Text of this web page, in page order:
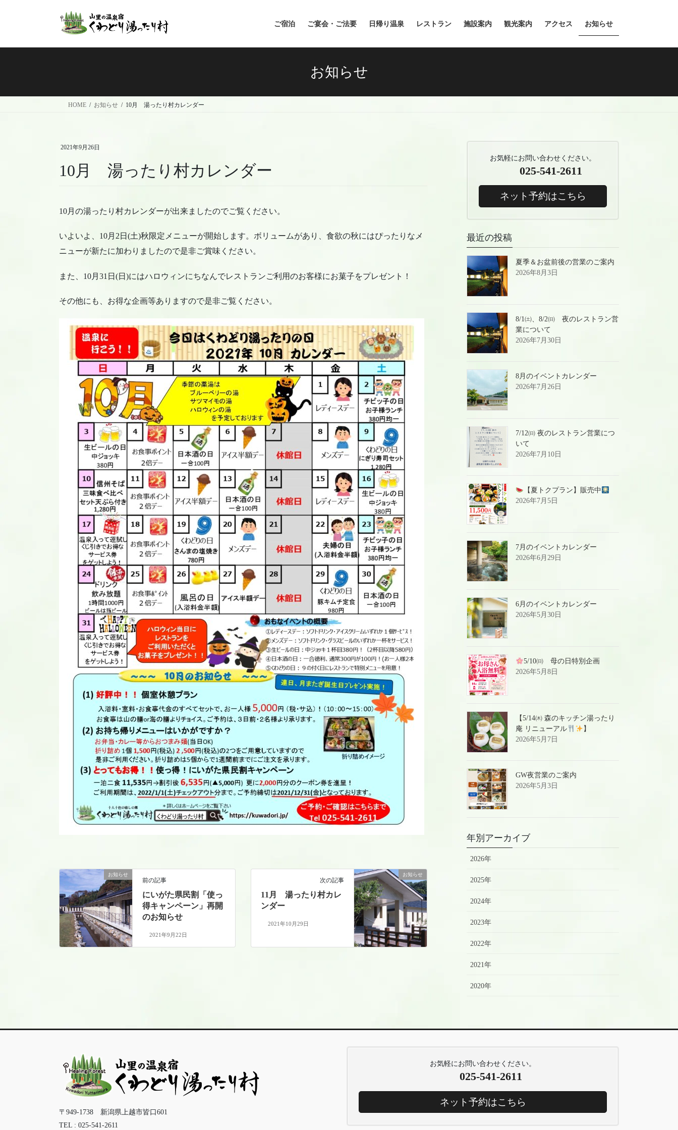
ご宿泊 ご宴会・ご法要 日帰り温泉 レストラン 施設案内 観光案内 アクセス お知らせ
お知らせ
HOME お知らせ 10月 湯ったり村カレンダー
2021年9月26日
10月 湯ったり村カレンダー
10月の湯ったり村カレンダーが出来ましたのでご覧ください。
いよいよ、10月2日(土)秋限定メニューが開始します。ボリュームがあり、食欲の秋にはぴったりなメ
ニューが新たに加わりましたので是非ご賞味ください。
また、10月31日(日)にはハロウィンにちなんでレストランご利用のお客様にお菓子をプレゼント！
その他にも、お得な企画等ありますので是非ご覧ください。
お知らせ
前の記事
にいがた県民割「使っ
得キャンペーン」再開
のお知らせ
2021年9月22日
お知らせ
次の記事
11月 湯ったり村カレ
ンダー
2021年10月29日
お気軽にお問い合わせください。
025-541-2611
ネット予約はこちら
最近の投稿
夏季＆お盆前後の営業のご案内
2026年8月3日
8/1㈯、8/2㈰ 夜のレストラン営
業について
2026年7月30日
8月のイベントカレンダー
2026年7月26日
7/12㈰ 夜のレストラン営業につ
いて
2026年7月10日
【夏トクプラン】販売中
2026年7月5日
7月のイベントカレンダー
2026年6月29日
6月のイベントカレンダー
2026年5月30日
5/10㈰ 母の日特別企画
2026年5月8日
【5/14㈭ 森のキッチン湯ったり
庵 リニューアル
】
2026年5月7日
GW夜営業のご案内
2026年5月3日
年別アーカイブ
2026年
2025年
2024年
2023年
2022年
2021年
2020年
〒949-1738 新潟県上越市皆口601
TEL : 025-541-2611
お気軽にお問い合わせください。
025-541-2611
ネット予約はこちら